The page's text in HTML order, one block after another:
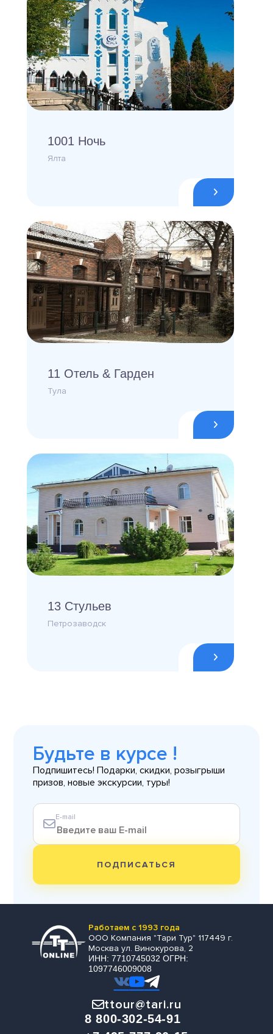
1001 Ночь
Ялта
11 Отель & Гарден
Тула
13 Стульев
Петрозаводск
Будьте в курсе !
Подпишитесь! Подарки, скидки, розыгрыши
призов, новые экскурсии, туры!
E-mail
ПОДПИСАТЬСЯ
Работаем с 1993 года
ООО Компания "Тари Тур" 117449 г.
Москва ул. Винокурова, 2
ИНН: 7710745032 ОГРН:
1097746009008
ttour@tari.ru
8 800-302-54-91